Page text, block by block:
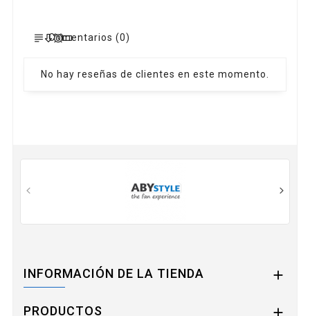
Comentarios (0)
No hay reseñas de clientes en este momento.
INFORMACIÓN DE LA TIENDA 
PRODUCTOS 